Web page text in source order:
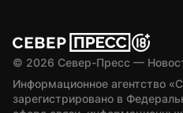
© 2026 Север-Пресс —
Информационное агентство
зарегистрировано в